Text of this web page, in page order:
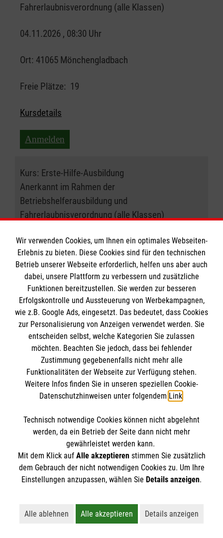
Fahrerlaubnisverordnung (alle Klassen)
04.11.2026 , 08:30 Uhr
Ort: 41065 Mönchengladbach
Freie Plätze: 19
Kursdetails
Anmelden
Kurs: Erste-Hilfe-Ausbildung
Anerkannt im Rahmen der
Betriebshelferausbildung und
Fahrerlaubnisverordnung (alle Klassen)
04.11.2026 , 09:00 Uhr
Ort: 47805 Krefeld
Freie Plätze: 14
Kursdetails
Anmelden
vorherige 1 2 3 4 5
nächste
Kursbuchung widerrufen
Hier können Sie die Buchung Ihres Kurses
Wir verwenden Cookies, um Ihnen ein optimales Webseiten-
Erlebnis zu bieten. Diese Cookies sind für den technischen
Betrieb unserer Webseite erforderlich, helfen uns aber auch
dabei, unsere Plattform zu verbessern und zusätzliche
Funktionen bereitzustellen. Sie werden zur besseren
Erfolgskontrolle und Aussteuerung von Werbekampagnen,
wie z.B. Google Ads, eingesetzt. Das bedeutet, dass Cookies
zur Personalisierung von Anzeigen verwendet werden. Sie
entscheiden selbst, welche Kategorien Sie zulassen
möchten. Beachten Sie jedoch, dass bei fehlender
Zustimmung gegebenenfalls nicht mehr alle
Funktionalitäten der Webseite zur Verfügung stehen.
Weitere Infos finden Sie in unseren speziellen Cookie-
Datenschutzhinweisen unter folgendem Link.
Technisch notwendige Cookies können nicht abgelehnt
werden, da ein Betrieb der Seite dann nicht mehr
gewährleistet werden kann.
Mit dem Klick auf Alle akzeptierenstimmen Sie zusätzlich
dem Gebrauch der nicht notwendigen Cookies zu. Um Ihre
Einstellungen anzupassen, wählen Sie Details anzeigen.
Alle ablehnen
Lehnt alle nicht-essentiellen Cookies ab
Alle akzeptieren
Akzeptiert alle Cookies
Details anzeigen